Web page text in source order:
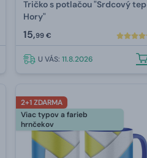
Tričko s potlačou "Srdcový tep
Hory"
15,99 €
U VÁS: 11.8.2026
2+1 ZDARMA
Viac typov a farieb
hrnčekov